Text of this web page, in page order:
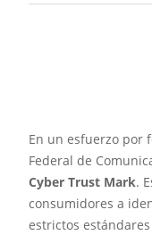
En un esfuerzo por
Federal de
Cyber Trust Mark.
consumidores a
estrictos